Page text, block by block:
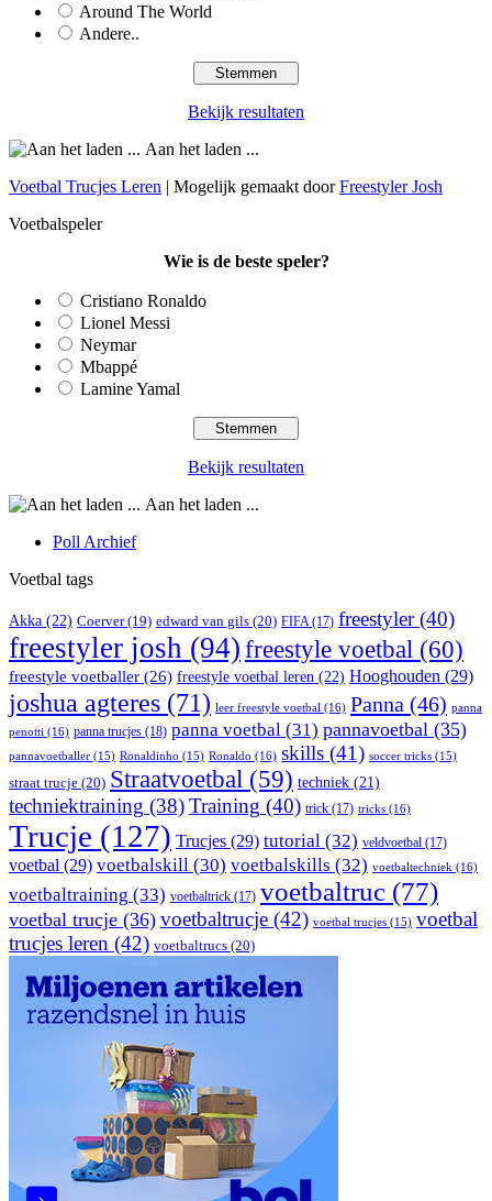
Around The World
Andere..
Bekijk resultaten
Aan het laden ...
Voetbal Trucjes Leren | Mogelijk gemaakt doorFreestyler Josh
Voetbalspeler
Wie is de beste speler?
Cristiano Ronaldo
Lionel Messi
Neymar
Mbappé
Lamine Yamal
Bekijk resultaten
Aan het laden ...
Poll Archief
Voetbal tags
Akka (22) Coerver(19) edward van gils (20) FIFA(17) freestyler(40)
freestyler josh (94) freestyle voetbal (60)
freestyle voetballer (26) freestyle voetbal leren (22) Hooghouden (29)
joshua agteres (71) leer freestyle voetbal (16) Panna (46) panna
penotti (16) panna trucjes (18) panna voetbal (31) pannavoetbal (35)
pannavoetballer (15) Ronaldinho (15) Ronaldo (16) skills (41) soccer tricks (15)
straat trucje (20) Straatvoetbal (59) techniek (21)
techniektraining (38)Training (40) trick (17) tricks (16)
Trucje (127) Trucjes (29) tutorial (32) veldvoetbal (17)
voetbal (29) voetbalskill (30) voetbalskills (32) voetbaltechniek (16)
voetbaltraining (33) voetbaltrick (17) voetbaltruc (77)
voetbal trucje (36) voetbaltrucje (42) voetbal trucjes (15) voetbal
trucjes leren (42) voetbaltrucs (20)